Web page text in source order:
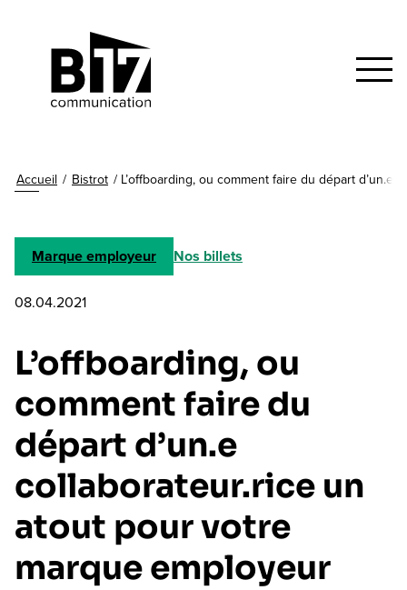
Accueil / Bistrot / L’offboarding, ou comment faire du départ
Marque employeur Nos billets
08.04.2021
L’offboarding, ou
comment faire du
départ d’un.e
collaborateur.rice un
atout pour votre
marque employeur